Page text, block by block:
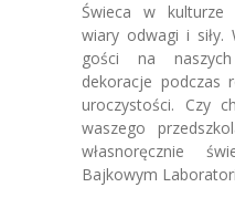
Świeca w
wiary odwagi i siły.
gości na
dekoracje podczas
uroczystości. Czy
waszego
własnoręcznie
Bajkowym